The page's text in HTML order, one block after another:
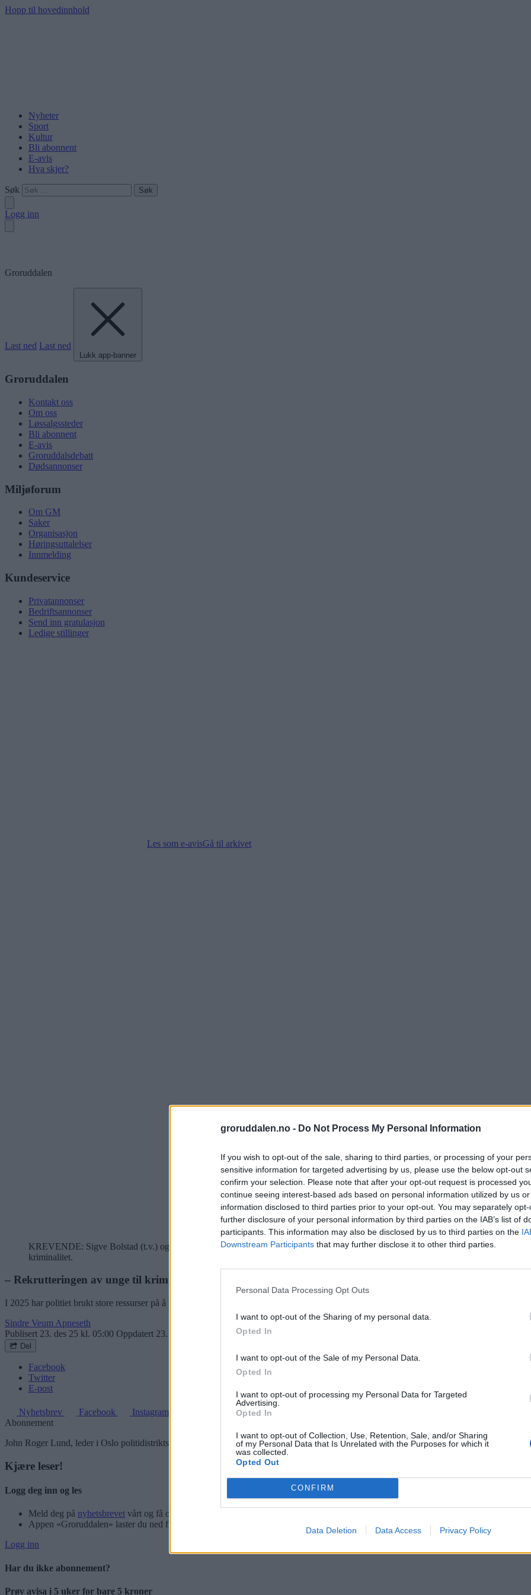
groruddalen.no - Do Not Process My Personal Information
If you wish to opt-out of the sale, sharing to third parties, or processing of your
sensitive information for targeted advertising by us, please use the below opt-out
confirm your selection. Please note that after your opt-out request is processed
continue seeing interest-based ads based on personal information utilized by us
information disclosed to third parties prior to your opt-out. You may separately
further disclosure of your personal information by third parties on the IAB’s list of
participants. This information may also be disclosed by us to third parties on the
Downstream Participants that may further disclose it to other third parties.
Personal Data Processing Opt Outs
I want to opt-out of the Sharing of my personal data.
Opted In
I want to opt-out of the Sale of my Personal Data.
Opted In
I want to opt-out of processing my Personal Data for Targeted
Advertising.
Opted In
I want to opt-out of Collection, Use, Retention, Sale, and/or Sharing
of my Personal Data that Is Unrelated with the Purposes for which it
was collected.
Opted Out
CONFIRM
Data Deletion Data Access Privacy Policy
Hopp til hovedinnhold
Nyheter
Sport
Kultur
Bli abonnent
E-avis
Hva skjer?
Søk
Logg inn
Groruddalen
Last ned Last ned
Lukk app-banner
Groruddalen
Kontakt oss
Om oss
Løssalgssteder
Bli abonnent
E-avis
Groruddalsdebatt
Dødsannonser
Miljøforum
Om GM
Saker
Organisasjon
Høringsuttalelser
Innmelding
Kundeservice
Privatannonser
Bedriftsannonser
Send inn gratulasjon
Ledige stillinger
Les som e-avisGå til arkivet
KREVENDE: Sigve Bolstad (t.v.) og John Roger Lund i Enhet Øst, Oslo politidistrikt. Politiet beskriver 2025 som et krevende år,
kriminalitet.
– Rekrutteringen av unge til kriminalitet skjer stadig tidligere
I 2025 har politiet brukt store ressurser på å håndtere en kriminalitetsutvikling der stadig yngre personer trekkes inn i vold, våpenbruk og
Sindre Veum Apneseth
Publisert 23. des 25 kl. 05:00 Oppdatert 23. des 25 kl. 17:11
Del
Facebook
Twitter
E-post
Nyhetsbrev Facebook
Instagram
Abonnement
John Roger Lund, leder i Oslo politidistrikts Enhet øst, beskriver et år preget av raske endringer, nye trusler og omfattende forebyggende
Kjære leser!
Logg deg inn og les
Meld deg på nyhetsbrevet vårt og få oppdateringer rett i innboksen.
Appen «Groruddalen» laster du ned fra App Store og Google Play
Logg inn
Har du ikke abonnement?
Prøv avisa i 5 uker for bare 5 kroner